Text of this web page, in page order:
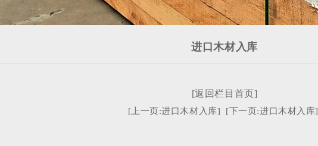
进口木材入库
[返回栏目首页]
[上一页:进口木材入库] [下一页:进口木材入库]